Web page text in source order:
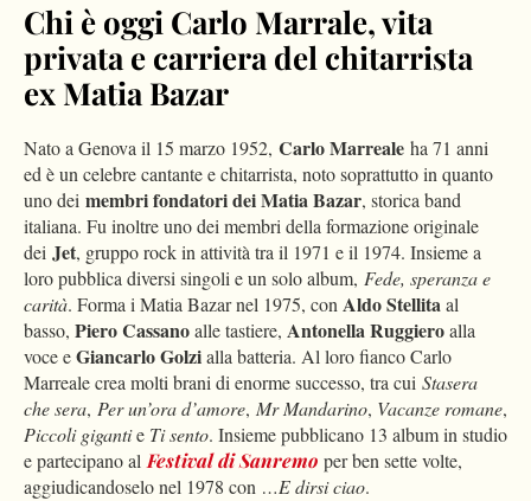
Chi è oggi Carlo Marrale, vita
privata e carriera del chitarrista
ex Matia Bazar
Nato a Genova il 15 marzo 1952, Carlo Marreale ha 71 anni
ed è un celebre cantante e chitarrista, noto soprattutto in quanto
uno dei membri fondatori dei Matia Bazar, storica band
italiana. Fu inoltre uno dei membri della formazione originale
dei Jet, gruppo rock in attività tra il 1971 e il 1974. Insieme a
loro pubblica diversi singoli e un solo album, Fede, speranza e
carità. Forma i Matia Bazar nel 1975, conAldo Stellitaal
basso, Piero Cassanoalle tastiere, Antonella Ruggieroalla
voce eGiancarlo Golzialla batteria. Al loro fianco Carlo
Marreale crea molti brani di enorme successo, tra cui Stasera
che sera, Per un’ora d’amore, MrMandarino, Vacanze romane,
Piccoli gigantie Ti sento. Insieme pubblicano 13 album in studio
e partecipano alFestival di Sanremo per ben sette volte,
aggiudicandoselo nel 1978 con …E dirsi ciao.